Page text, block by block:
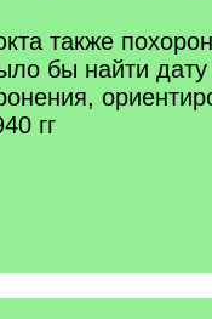
также
бы найти
гг